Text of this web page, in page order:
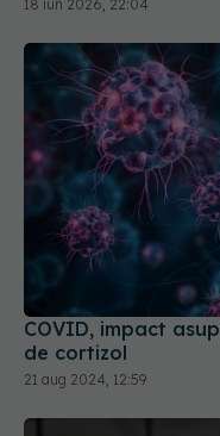
COVID, impact
de cortizol